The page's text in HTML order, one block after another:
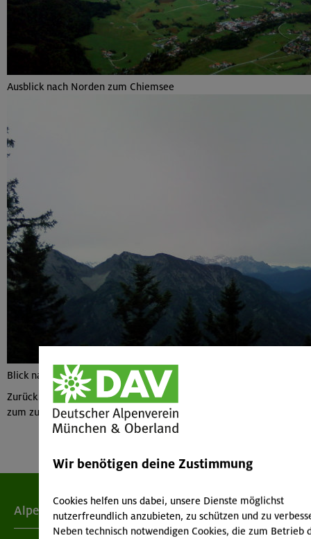
Ausblick nach Norden zum Chiemsee
Blick nach Süden
Zurück zu den verfügbarenTourenberichten und Bildern
zum zugehörigen Tourenbericht
Alpenverein
Wir benötigen deine Zustimmung
Cookies helfen uns dabei, unsere Dienste möglichst
nutzerfreundlich anzubieten, zu schützen und zu
Neben technisch notwendigen Cookies, die zum Betrieb